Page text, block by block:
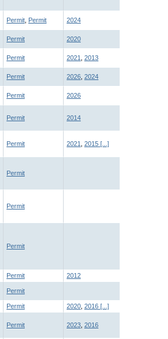
Permit Permit 2024
Permit 2020
Permit 2021 2013
Permit 2026 2024
Permit 2026
Permit 2014
Permit 2021 2015 [...]
Permit
Permit
Permit
Permit
2012
Permit
Permit 2020 2016 [...]
Permit 2023 2016